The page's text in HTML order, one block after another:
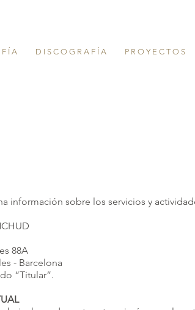
F Í A D I S C O G R A F Í A P R O Y E C T O S
información sobre los servicios y
BRONCHUD
88A
Valles - Barcelona
“Titular”.